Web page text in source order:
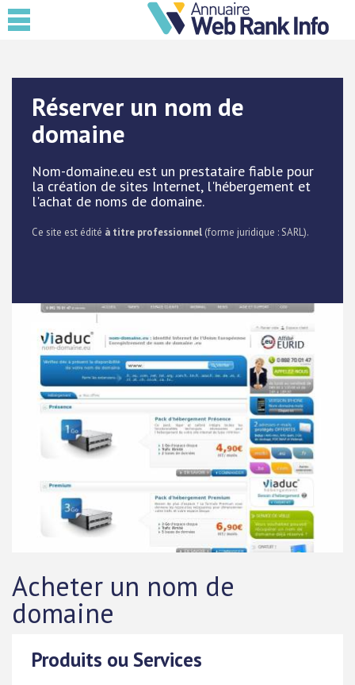
Réserver un nom de
domaine
Nom-domaine.eu est un prestataire fiable pour
la création de sites Internet, l'hébergement et
l'achat de noms de domaine.
Ce site est édité à titre professionnel (forme juridique : SARL).
Acheter un nom de
domaine
Produits ou Services